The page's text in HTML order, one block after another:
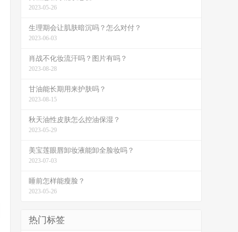
2023-05-26
生理期会让肌肤暗沉吗？怎么对付？
2023-06-03
肖战不化妆流汗吗？图片有吗？
2023-08-28
甘油能长期用来护肤吗？
2023-08-15
秋天油性皮肤怎么控油保湿？
2023-05-29
美宝莲眼唇卸妆液能卸全脸妆吗？
2023-07-03
睡前怎样能瘦脸？
2023-05-26
热门标签